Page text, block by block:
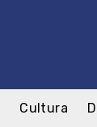
Cultura